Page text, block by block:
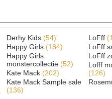
Derhy Kids (54)
Happy Girls (184)
Happy Girls
monstercollectie (52)
Kate Mack (202)
Kate Mack Sample sale
(136)
LoFff
LoFff
LoFff
Lofff
(126)